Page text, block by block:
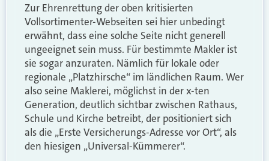
Zur Ehrenrettung der oben kritisierten
Vollsortimenter-Webseiten sei hier unbedingt
erwähnt, dass eine solche Seite nicht generell
ungeeignet sein muss. Für bestimmte Makler ist
sie sogar anzuraten. Nämlich für lokale oder
regionale „Platzhirsche“ im ländlichen Raum. Wer
also seine Maklerei, möglichst in der x-ten
Generation, deutlich sichtbar zwischen Rathaus,
Schule und Kirche betreibt, der positioniert sich
als die „Erste Versicherungs-Adresse vor Ort“, als
den hiesigen „Universal-Kümmerer“.